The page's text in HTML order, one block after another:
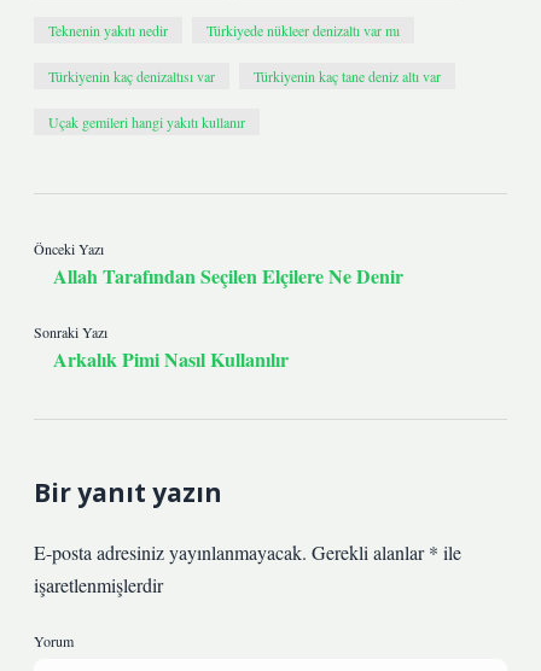
Teknenin yakıtı nedir Türkiyede nükleer denizaltı var mı
Türkiyenin kaç denizaltısı var Türkiyenin kaç tane deniz altı var
Uçak gemileri hangi yakıtı kullanır
Önceki Yazı
Allah Tarafından Seçilen Elçilere Ne Denir
Sonraki Yazı
Arkalık Pimi Nasıl Kullanılır
Bir yanıt yazın
E-posta adresiniz yayınlanmayacak. Gerekli alanlar* ile
işaretlenmişlerdir
Yorum